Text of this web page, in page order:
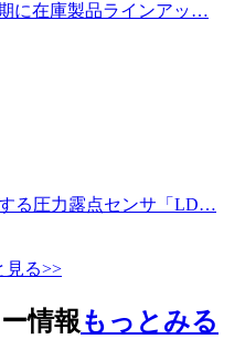
に在庫製品ラインアッ…
る圧力露点センサ「LD…
見る>>
情報もっとみる